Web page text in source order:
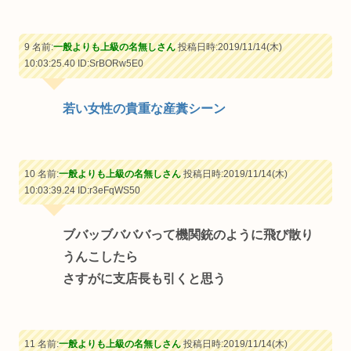
9 名前:一般よりも上級の名無しさん投稿日時:2019/11/14(木)
10:03:25.40ID:SrBORw5E0
若い女性の貴重な産糞シーン
10 名前:一般よりも上級の名無しさん投稿日時:2019/11/14(木)
10:03:39.24ID:r3eFqWS50
ブバッブバババって機関銃のように飛び散り
うんこしたら
さすがに支店長も引くと思う
11 名前:一般よりも上級の名無しさん投稿日時:2019/11/14(木)